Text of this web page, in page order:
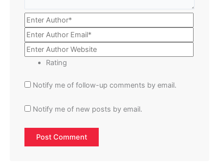
Rating
Notify me of follow-up comments by email.
Notify me of new posts by email.